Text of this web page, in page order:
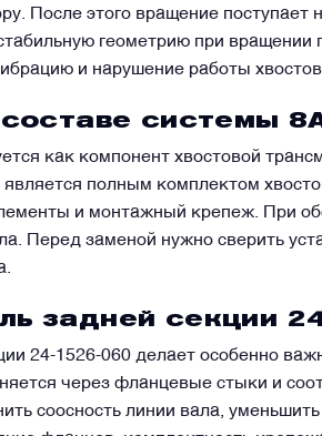
После этого вращение
геометрию при
и нарушение работы
системы
как компонент хвостовой
полным комплектом
и монтажный крепеж. При
Перед заменой нужно сверить
задней секции
24-1526-060 делает особенно
через фланцевые стыки и
соосность линии вала,